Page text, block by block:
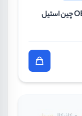
سیل مکانیکی فیبر و فنر نافی 120A برند OE چین استیل